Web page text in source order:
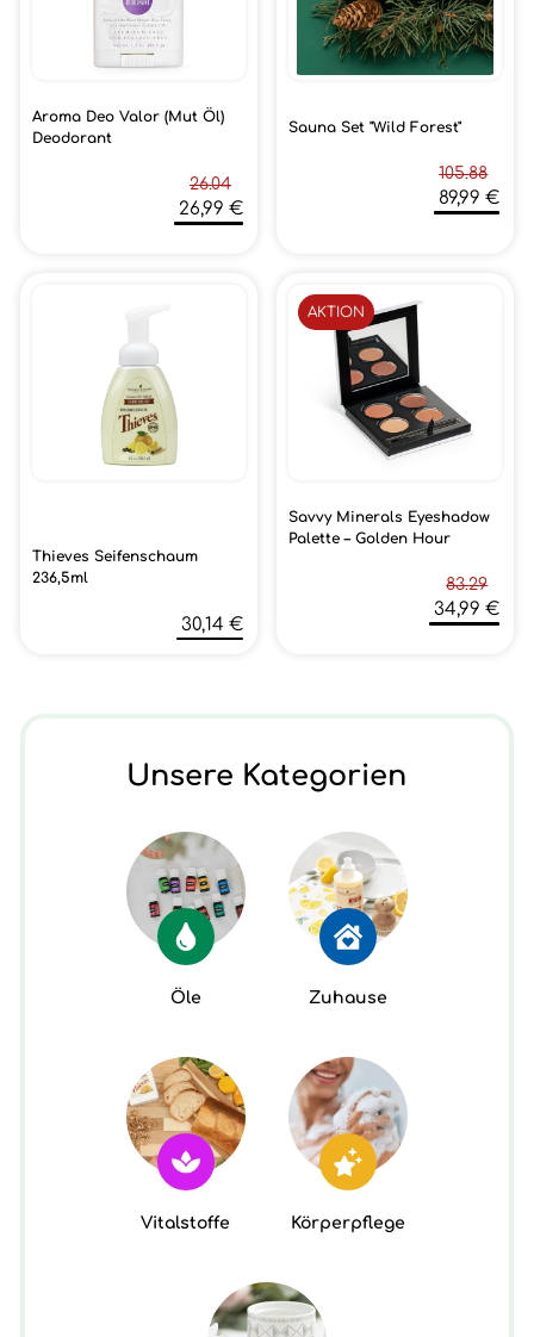
Aroma Deo Valor (Mut Öl)
Deodorant
26.04
26,99 €
Sauna Set "Wild Forest"
105.88
89,99 €
Thieves Seifenschaum
236,5ml
30,14 €
Savvy Minerals Eyeshadow
Palette – Golden Hour
83.29
34,99 €
AKTION
Unsere Kategorien
Öle Zuhause
Vitalstoffe Körperpflege